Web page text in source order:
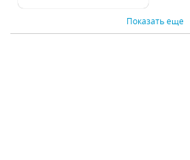
Показать еще